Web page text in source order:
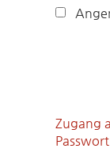
Zugang